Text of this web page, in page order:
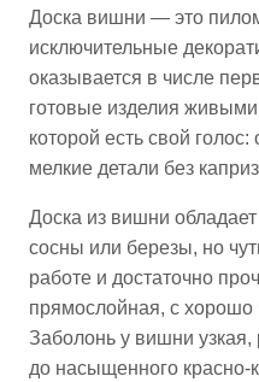
Доска вишни — это
исключительные
оказывается в числе
готовые изделия
которой есть свой
мелкие детали без
Доска из вишни
сосны или березы, но
работе и достаточно
прямослойная, с хорошо
Заболонь у вишни узкая,
до насыщенного красно-